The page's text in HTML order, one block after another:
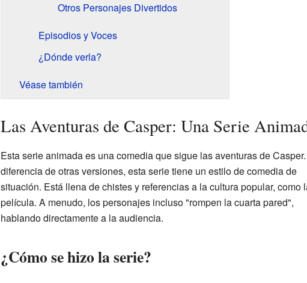
Otros Personajes Divertidos
Episodios y Voces
¿Dónde verla?
Véase también
Las Aventuras de Casper: Una Serie
Esta serie animada es una comedia que sigue las aventuras de
diferencia de otras versiones, esta serie tiene un estilo de comedia de
situación. Está llena de chistes y referencias a la cultura popular, como
película. A menudo, los personajes incluso "rompen la cuarta pared",
hablando directamente a la audiencia.
¿Cómo se hizo la serie?